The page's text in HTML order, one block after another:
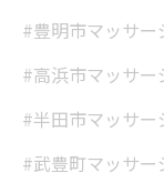
#豊明市マッサー
#高浜市マッサー
#半田市マッサー
#武豊町マッサー